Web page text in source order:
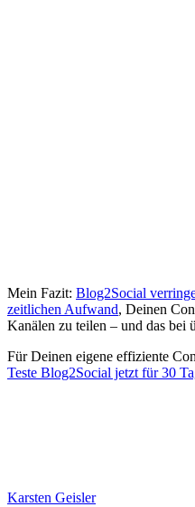
Mein Fazit: Blog2Social
zeitlichen Aufwand, Deinen
Kanälen zu teilen – und das bei
Für Deinen eigene effiziente
Teste Blog2Social jetzt für 30
Karsten Geisler